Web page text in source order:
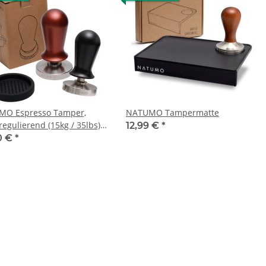
Espresso Tamper,
(15kg / 35lbs),
Zubehör, Kaffe
€ *
NATUMO Tampermatte
12,99 € *